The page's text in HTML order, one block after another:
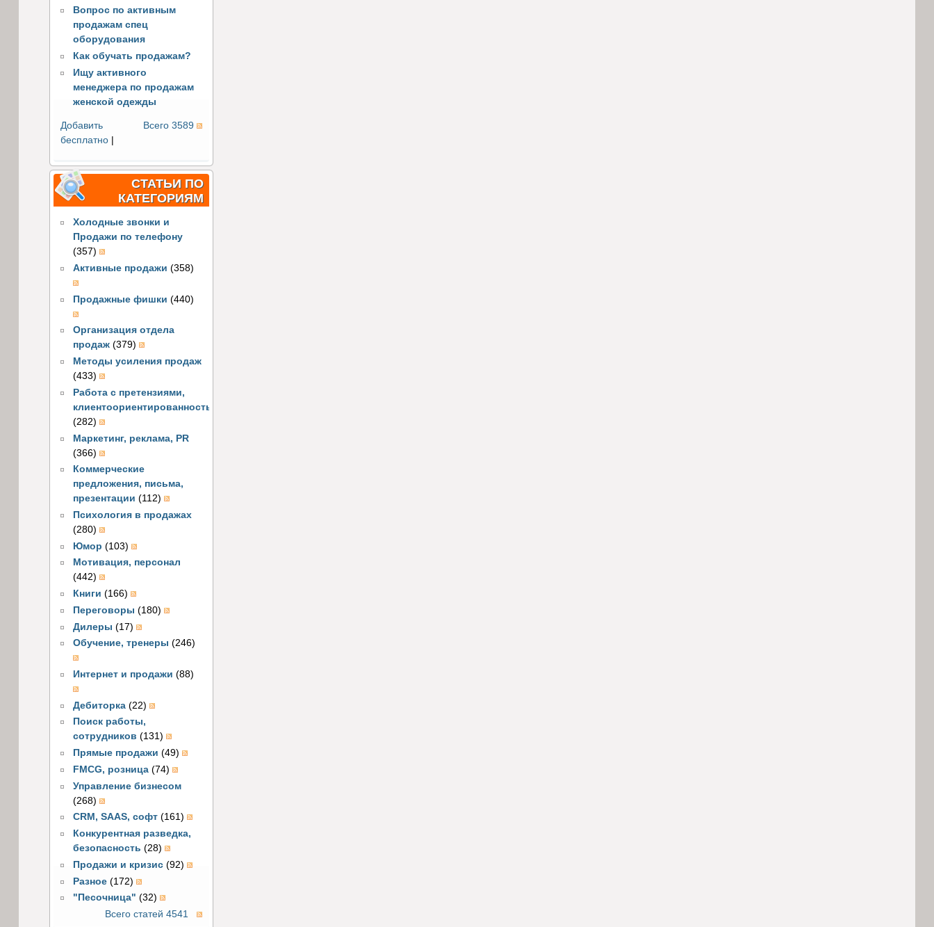
Вопрос по активным
продажам спец
оборудования
Как обучать продажам?
Ищу активного
менеджера по продажам
женской одежды
Всего 3589
Добавить
бесплатно|
СТАТЬИ ПО
КАТЕГОРИЯМ
Холодные звонки и
Продажи по телефону
(357)
Активные продажи (358)
Продажные фишки (440)
Организация отдела
продаж (379)
Методы усиления продаж
(433)
Работа с претензиями,
клиентоориентированность
(282)
Маркетинг, реклама, PR
(366)
Коммерческие
предложения, письма,
презентации (112)
Психология в продажах
(280)
Юмор (103)
Мотивация, персонал
(442)
Книги (166)
Переговоры (180)
Дилеры (17)
Обучение, тренеры (246)
Интернет и продажи (88)
Дебиторка (22)
Поиск работы,
сотрудников (131)
Прямые продажи (49)
FMCG, розница (74)
Управление бизнесом
(268)
CRM, SAAS, софт (161)
Конкурентная разведка,
безопасность (28)
Продажи и кризис (92)
Разное (172)
"Песочница" (32)
Всего статей 4541